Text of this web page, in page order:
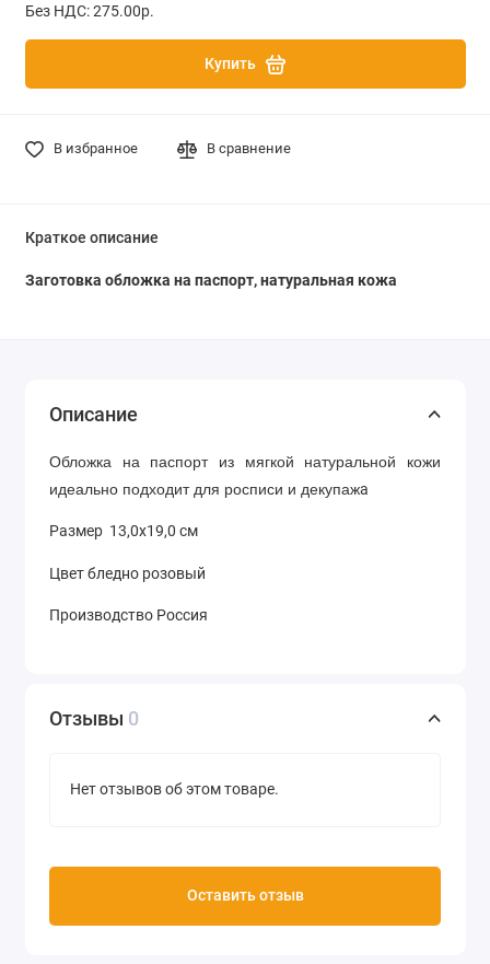
Без НДС: 275.00р.
Купить
В избранное В сравнение
Краткое описание
Заготовка обложка на паспорт, натуральная кожа
Описание
Обложка на паспорт из мягкой натуральной кожи
идеально подходит для росписи и декупажа
Размер 13,0х19,0 см
Цвет бледно розовый
Производство Россия
Отзывы 0
Нет отзывов об этом товаре.
Оставить отзыв